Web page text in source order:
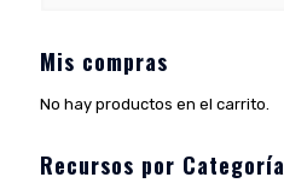
Mis compras
No hay productos en el carrito.
Recursos por Categoría